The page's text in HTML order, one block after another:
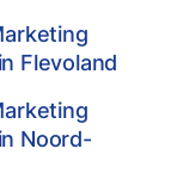
Flevoland
Noord-